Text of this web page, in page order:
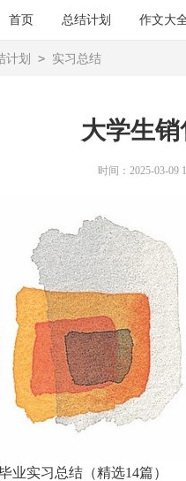
首页 总结计划 作文大
计划 > 实习总结
大学生
时间：2025-03-09
业实习总结（精选14篇）